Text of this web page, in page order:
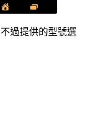
過提供的型號選